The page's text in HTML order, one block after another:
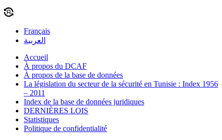
Français
العربية
Accueil
À propos du DCAF
À propos de la base de données
La législation du secteur de la sécurité en Tunisie : Index 1956
– 2011
Index de la base de données juridiques
DERNIÈRES LOIS
Statistiques
Politique de confidentialité